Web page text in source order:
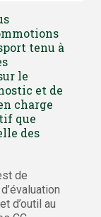
tenu à
le
et de
charge
que
des
de
d’outil au